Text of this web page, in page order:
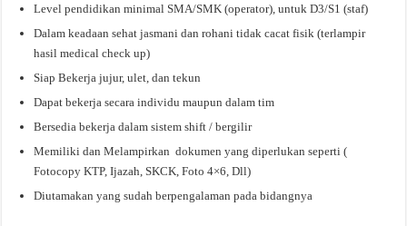
Level pendidikan minimal SMA/SMK (operator), untuk D3/S1 (staf)
Dalam keadaan sehat jasmani dan rohani tidak cacat fisik (terlampir
hasil medical check up)
Siap Bekerja jujur, ulet, dan tekun
Dapat bekerja secara individu maupun dalam tim
Bersedia bekerja dalam sistem shift / bergilir
Memiliki dan Melampirkan dokumen yang diperlukan seperti (
Fotocopy KTP, Ijazah, SKCK, Foto 4×6, Dll)
Diutamakan yang sudah berpengalaman pada bidangnya